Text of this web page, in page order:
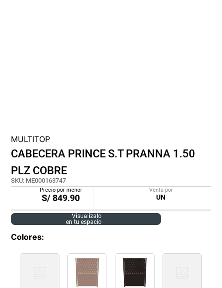
MULTITOP
CABECERA PRINCE S.T PRANNA 1.50
PLZ COBRE
SKU: ME000163747
Precio por menor
S/849.90
Venta por
UN
Visualízalo
en tu espacio
Colores